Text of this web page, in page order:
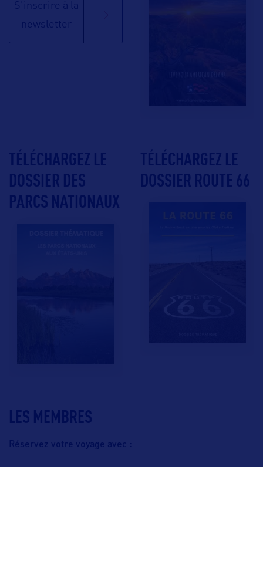
LES MEMBRES
Réservez votre voyage avec :
S'inscrire à la
newsletter
TÉLÉCHARGEZ LE
DOSSIER DES
PARCS NATIONAUX
TÉLÉCHARGEZ LE
DOSSIER ROUTE 66